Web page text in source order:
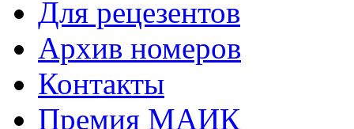
Для рецезентов
Архив номеров
Контакты
Премия МАИК